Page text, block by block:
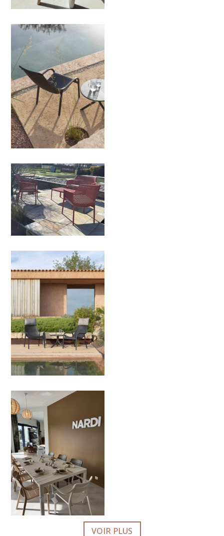
VOIR PLUS